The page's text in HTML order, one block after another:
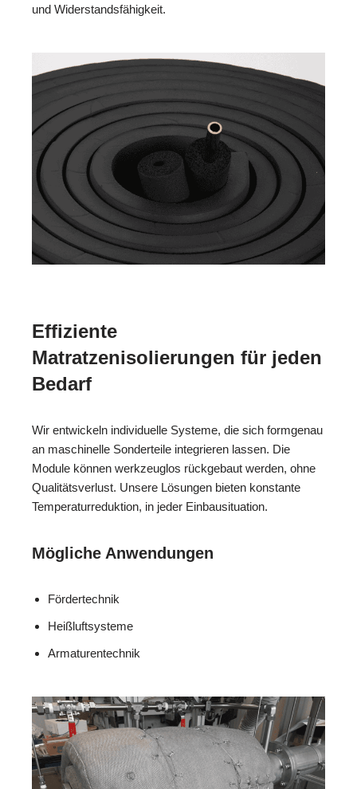
und Widerstandsfähigkeit.
Effiziente
Matratzenisolierungen für jeden
Bedarf
Wir entwickeln individuelle Systeme, die sich formgenau
an maschinelle Sonderteile integrieren lassen. Die
Module können werkzeuglos rückgebaut werden, ohne
Qualitätsverlust. Unsere Lösungen bieten konstante
Temperaturreduktion, in jeder Einbausituation.
Mögliche Anwendungen
Fördertechnik
Heißluftsysteme
Armaturentechnik